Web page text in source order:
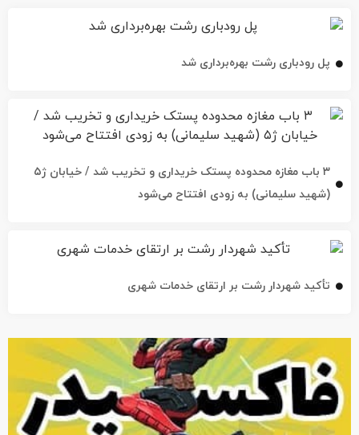
پل رودباری رشت بهره‌برداری شد
۳ باب مغازه محدوده پستک خریداری و تخریب شد / خیابان ژ۵
(شهید سلیمانی) به زودی افتتاح می‌شود
تأکید شهردار رشت بر ارتقای خدمات شهری